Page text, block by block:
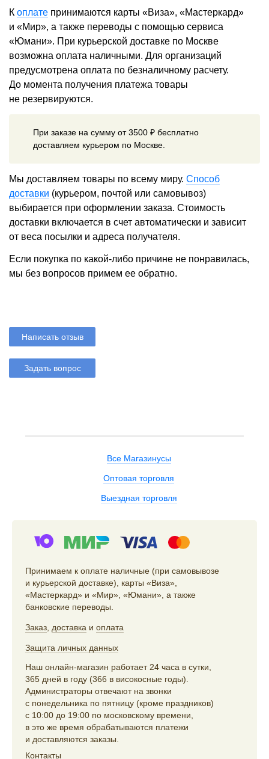
К оплате принимаются карты «Виза», «Мастеркард»
и «Мир», а также переводы с помощью сервиса
«Юмани». При курьерской доставке по Москве
возможна оплата наличными. Для организаций
предусмотрена оплата по безналичному расчету.
До момента получения платежа товары
не резервируются.
При заказе на сумму от 3500 ₽ бесплатно
доставляем курьером по Москве.
Мы доставляем товары по всему миру. Способ
доставки (курьером, почтой или самовывоз)
выбирается при оформлении заказа. Стоимость
доставки включается в счет автоматически и зависит
от веса посылки и адреса получателя.
Если покупка по какой-либо причине не понравилась,
мы без вопросов примем ее обратно.
Написать отзыв
Задать вопрос
Все Магазинусы
Оптовая торговля
Выездная торговля
Принимаем к оплате наличные (при самовывозе
и курьерской доставке), карты «Виза»,
«Мастеркард» и «Мир», «Юмани», а также
банковские переводы.
Заказ доставка и оплата
Защита личных данных
Наш онлайн-магазин работает 24 часа в сутки,
365 дней в году (366 в високосные годы).
Администраторы отвечают на звонки
с понедельника по пятницу (кроме праздников)
с 10:00 до 19:00 по московскому времени,
в это же время обрабатываются платежи
и доставляются заказы.
Контакты